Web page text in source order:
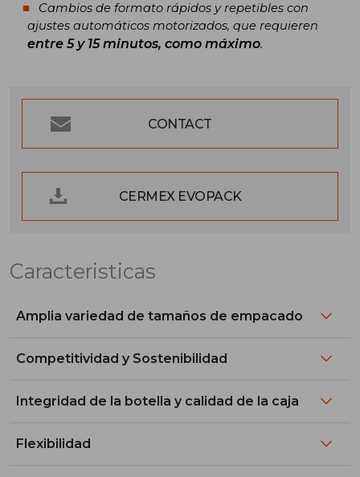
Cambios de formato rápidos y repetibles con
ajustes automáticos motorizados, que requieren
entre 5 y 15 minutos, como máximo.
CONTACT
CERMEX EVOPACK
Caracteristicas
Amplia variedad de tamaños de empacado
Competitividad y Sostenibilidad
Integridad de la botella y calidad de la caja
Flexibilidad